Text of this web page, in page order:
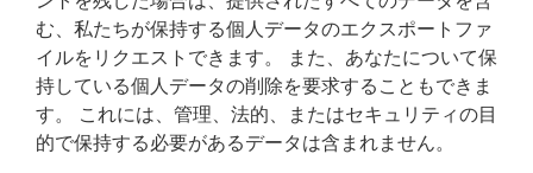
む、私たちが保持する個人データのエクスポートファ
イルをリクエストできます。 また、あなたについて保
持している個人データの削除を要求することもできま
す。 これには、管理、法的、またはセキュリティの目
的で保持する必要があるデータは含まれません。